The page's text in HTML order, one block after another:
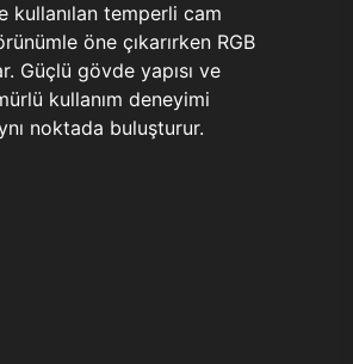
kullanılan temperli cam
öne çıkarırken RGB
Güçlü gövde yapısı ve
kullanım deneyimi
noktada buluşturur.